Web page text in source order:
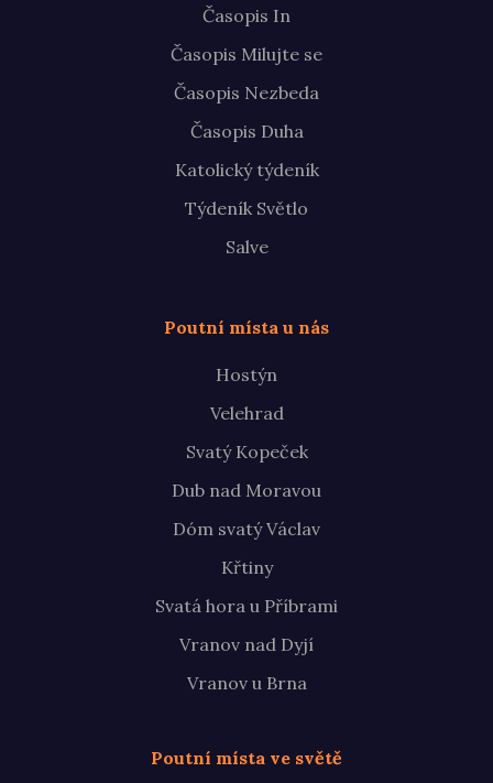
Časopis In
Časopis Milujte se
Časopis Nezbeda
Časopis Duha
Katolický týdeník
Týdeník Světlo
Salve
Poutní místa u nás
Hostýn
Velehrad
Svatý Kopeček
Dub nad Moravou
Dóm svatý Václav
Křtiny
Svatá hora u Příbrami
Vranov nad Dyjí
Vranov u Brna
Poutní místa ve světě